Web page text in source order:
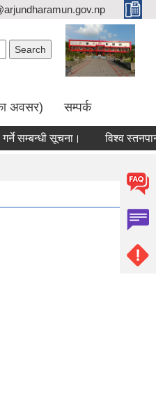
अवसर) सम्पर्क
सम्बन्धी सूचना। विश्व स्तनपान